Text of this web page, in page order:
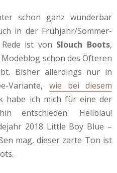
schon ganz wunderbar
in der Frühjahr/Sommer-
ist von Slouch Boots,
schon des Öfteren
Bisher allerdings nur in
Variante, wie bei diesem
habe ich mich für eine der
entschieden: Hellblau!
2018 Little Boy Blue –
mag, dieser zarte Ton ist